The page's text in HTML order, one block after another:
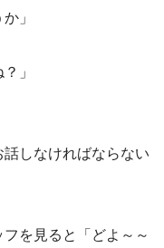
」
」
しなければならない
を見ると「どよ～～